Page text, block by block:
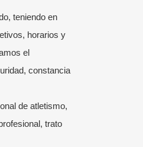
teniendo en
horarios y
el
constancia
de atletismo,
trato